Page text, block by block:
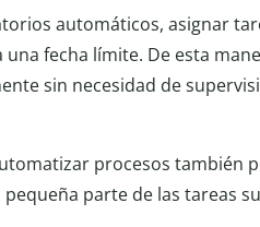
automáticos, asignar
fecha límite. De esta
sin necesidad de
procesos también
pequeña parte de las tareas